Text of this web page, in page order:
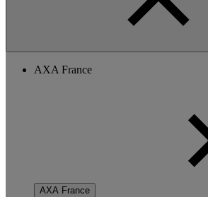
AXA France
AXA France